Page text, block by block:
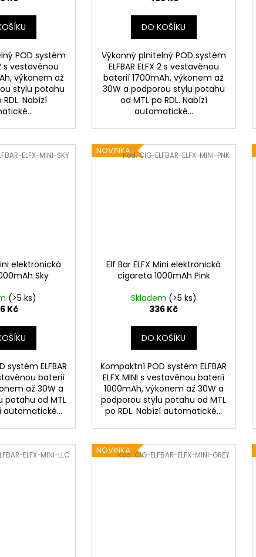
POD systém
2 s vestavěnou
výkonem až
stylu potahu
Nabízí
DO KOŠÍKU
Výkonný plnitelný POD systém
ELFBAR ELFX 2 s vestavěnou
baterií 1700mAh, výkonem až
30W a podporou stylu potahu
od MTL po RDL. Nabízí
automatické...
elektronická
Sky
(>5 ks)
Kč
systém ELFBAR
baterií
až 30W a
potahu od MTL
automatické...
ELFX-MINI-SKY NOVINKA
Elf Bar ELFX Mini elektronická
cigareta 1000mAh Pink
Skladem (>5 ks)
336 Kč
DO KOŠÍKU
Kompaktní POD systém ELFBAR
ELFX MINI s vestavěnou baterií
1000mAh, výkonem až 30W a
podporou stylu potahu od MTL
po RDL. Nabízí automatické...
Kód:CIG-ELFBAR-ELFX-MINI-PNK
ELFX-MINI-LLC NOVINKA
Kód:CIG-ELFBAR-ELFX-MINI-GREY